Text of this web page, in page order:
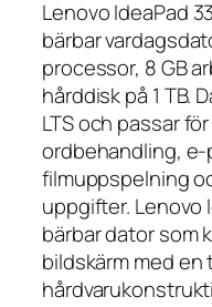
Lenovo IdeaPad
bärbar
processor, 8 GB
hårddisk på 1 TB.
LTS och passar
ordbehandling,
filmuppspelning
uppgifter. Lenovo
bärbar dator som
bildskärm med en